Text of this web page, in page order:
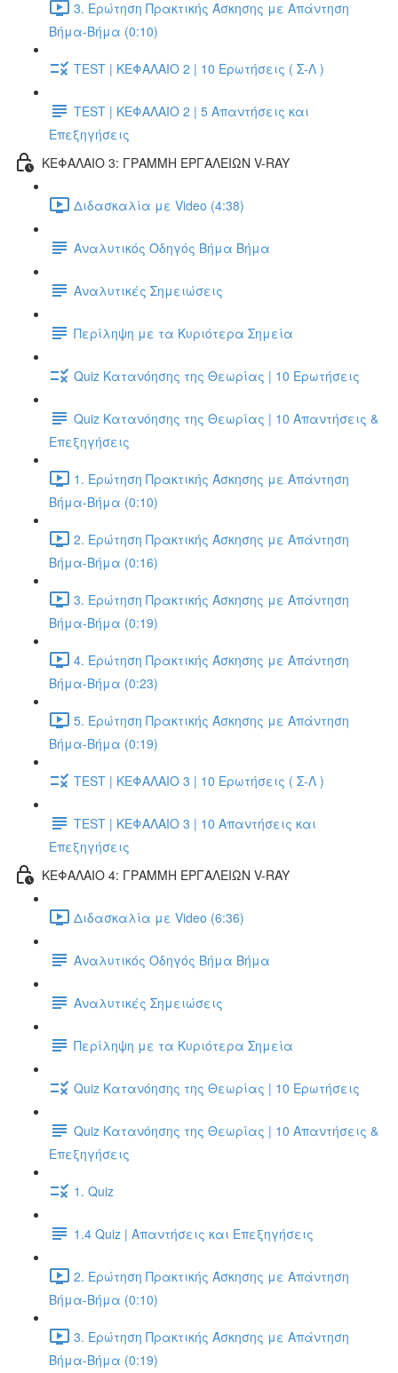
3. Ερώτηση Πρακτικής Άσκησης με Απάντηση
Βήμα-Βήμα (0:10)
TEST | ΚΕΦΑΛΑΙΟ 2 | 10 Ερωτήσεις ( Σ-Λ )
TEST | ΚΕΦΑΛΑΙΟ 2 | 5 Απαντήσεις και
Επεξηγήσεις
ΚΕΦΑΛΑΙΟ 3: ΓΡΑΜΜΗ ΕΡΓΑΛΕΙΩΝ V-RAY
Διδασκαλία με Video (4:38)
Αναλυτικός Οδηγός Βήμα Βήμα
Αναλυτικές Σημειώσεις
Περίληψη με τα Κυριότερα Σημεία
Quiz Κατανόησης της Θεωρίας | 10 Ερωτήσεις
Quiz Κατανόησης της Θεωρίας | 10 Απαντήσεις &
Επεξηγήσεις
1. Ερώτηση Πρακτικής Άσκησης με Απάντηση
Βήμα-Βήμα (0:10)
2. Ερώτηση Πρακτικής Άσκησης με Απάντηση
Βήμα-Βήμα (0:16)
3. Ερώτηση Πρακτικής Άσκησης με Απάντηση
Βήμα-Βήμα (0:19)
4. Ερώτηση Πρακτικής Άσκησης με Απάντηση
Βήμα-Βήμα (0:23)
5. Ερώτηση Πρακτικής Άσκησης με Απάντηση
Βήμα-Βήμα (0:19)
TEST | ΚΕΦΑΛΑΙΟ 3 | 10 Ερωτήσεις ( Σ-Λ )
TEST | ΚΕΦΑΛΑΙΟ 3 | 10 Απαντήσεις και
Επεξηγήσεις
ΚΕΦΑΛΑΙΟ 4: ΓΡΑΜΜΗ ΕΡΓΑΛΕΙΩΝ V-RAY
Διδασκαλία με Video (6:36)
Αναλυτικός Οδηγός Βήμα Βήμα
Αναλυτικές Σημειώσεις
Περίληψη με τα Κυριότερα Σημεία
Quiz Κατανόησης της Θεωρίας | 10 Ερωτήσεις
Quiz Κατανόησης της Θεωρίας | 10 Απαντήσεις &
Επεξηγήσεις
1. Quiz
1.4 Quiz | Απαντήσεις και Επεξηγήσεις
2. Ερώτηση Πρακτικής Άσκησης με Απάντηση
Βήμα-Βήμα (0:10)
3. Ερώτηση Πρακτικής Άσκησης με Απάντηση
Βήμα-Βήμα (0:19)